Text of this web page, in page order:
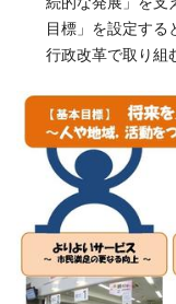
目標」を設定する
行政改革で取り組